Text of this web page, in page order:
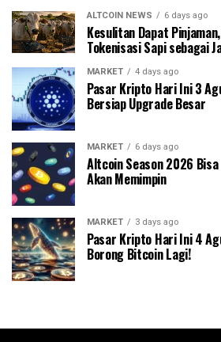
ALTCOIN NEWS 6 days ago
Kesulitan Dapat
Tokenisasi Sapi sebagai
MARKET 4 days ago
Pasar Kripto Hari Ini 3
Bersiap Upgrade Besar
MARKET 6 days ago
Altcoin Season 2026
Akan Memimpin
MARKET 3 days ago
Pasar Kripto Hari Ini 4
Borong Bitcoin Lagi!